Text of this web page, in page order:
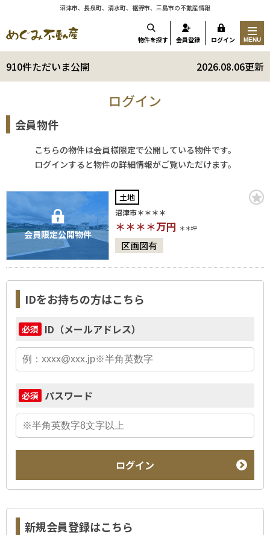
沼津市、長泉町、清水町、裾野市、三島市の不動産情報
910件ただいま公開 2026.08.06更新
物件を探す 会員登録 ログイン MENU
ログイン
会員物件
こちらの物件は会員様限定で公開している物件です。
ログインすると物件の詳細情報がご覧いただけます。
会員限定公開物件
土地
沼津市＊＊＊＊
＊＊＊＊万円 ＊＊坪
区画図有
IDをお持ちの方はこちら
必須 ID（メールアドレス）
必須 パスワード
ログイン
新規会員登録はこちら